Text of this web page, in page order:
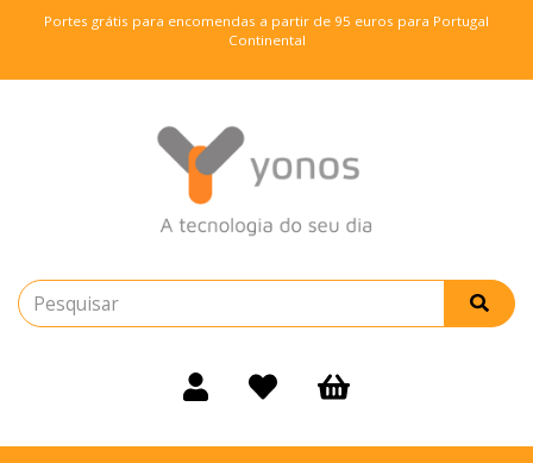
Portes grátis para encomendas a partir de 95 euros para Portugal
Continental